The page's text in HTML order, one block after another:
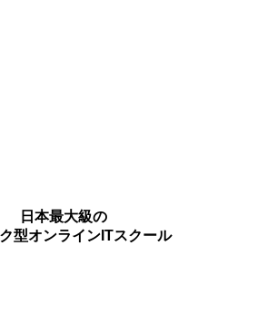
日本最大級の
型オンラインITスクール